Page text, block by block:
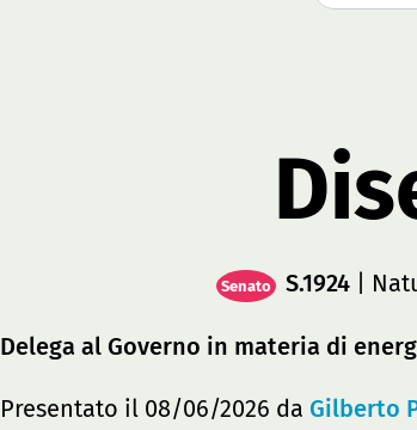
Senato S.1924 |
Delega al Governo in materia di
Presentato il 08/06/2026 da Gilberto